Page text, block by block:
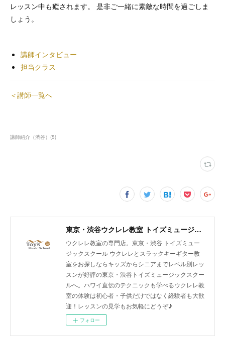
レッスン中も癒されます。 是非ご一緒に素敵な時間を過ごしま
しょう。
講師インタビュー
担当クラス
＜講師一覧へ
講師紹介（渋谷） (5)
東京・渋谷ウクレレ教室 トイズミュージックスクール｜体験レッスン実施中！
ウクレレ教室の専門店。東京・渋谷 トイズミュー
ジックスクール ウクレレとスラックキーギター教
室をお探しならキッズからシニアまでレベル別レッ
スンが好評の東京・渋谷トイズミュージックスクー
ルへ。ハワイ直伝のテクニックも学べるウクレレ教
室の体験は初心者・子供だけではなく経験者も大歓
迎！レッスンの見学もお気軽にどうぞ♪
フォロー